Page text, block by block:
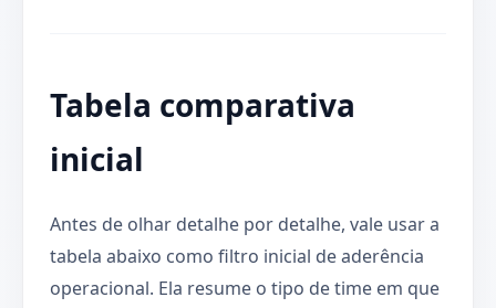
Tabela comparativa
inicial
Antes de olhar detalhe por detalhe, vale usar a
tabela abaixo como filtro inicial de aderência
operacional. Ela resume o tipo de time em que